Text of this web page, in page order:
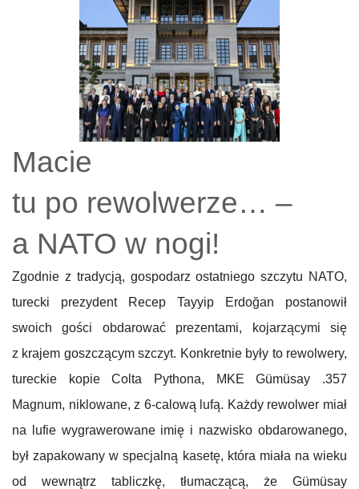
Macie
tu po rewolwerze… –
a NATO w nogi!
Zgodnie z tradycją, gospodarz ostatniego szczytu NATO,
turecki prezydent Recep Tayyip Erdoğan postanowił
swoich gości obdarować prezentami, kojarzącymi się
z krajem goszczącym szczyt. Konkretnie były to rewolwery,
tureckie kopie Colta Pythona, MKE Gümüsay .357
Magnum, niklowane, z 6-calową lufą. Każdy rewolwer miał
na lufie wygrawerowane imię i nazwisko obdarowanego,
był zapakowany w specjalną kasetę, która miała na wieku
od wewnątrz tabliczkę, tłumaczącą, że Gümüsay